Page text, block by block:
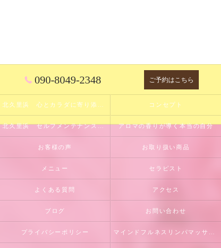
090-8049-2348 ご予約はこちら
北久里浜 心とカラダに寄り添うサロン コンセプト
北久里浜 セルフメンテナンスのサポート アロマの香りが導く本当の自分
お客様の声 お取り扱い商品
メニュー セラピスト
よくある質問 アクセス
ブログ お問い合わせ
プライバシーポリシー マインドフルネスリンパマッサージとは